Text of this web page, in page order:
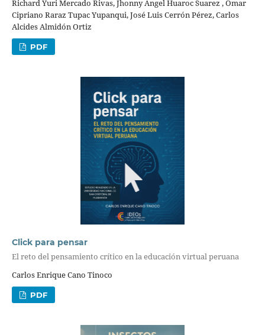
Richard Yuri Mercado Rivas, Jhonny Angel Huaroc Suarez , Omar
Cipriano Raraz Tupac Yupanqui, José Luis Cerrón Pérez, Carlos
Alcides Almidón Ortiz
PDF
Click para pensar
El reto del pensamiento crítico en la educación virtual peruana
Carlos Enrique Cano Tinoco
PDF